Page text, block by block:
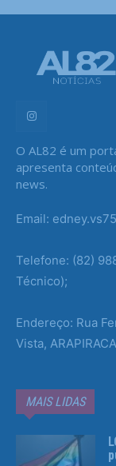
O AL82 é um
apresenta
news.
Email:
Telefone: (82)
Técnico);
Endereço: Rua
Vista,
MAIS LIDAS